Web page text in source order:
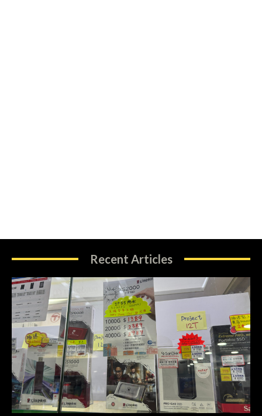
Recent Articles